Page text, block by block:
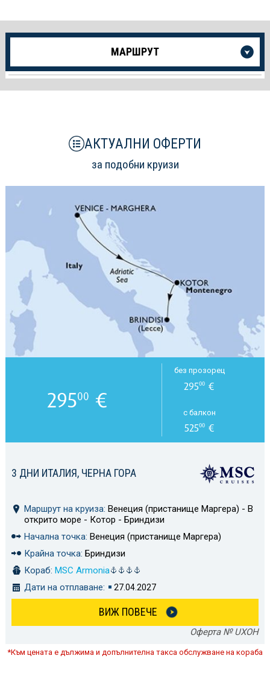
Още
за
Круиза
МАРШРУТ
АКТУАЛНИ ОФЕРТИ
за подобни круизи
3 ДНИ ИТАЛИЯ, ЧЕРНА ГОРА
Маршрут на круиза: Венеция (пристанище Маргера) - В
открито море - Котор - Бриндизи
Начална точка: Венеция (пристанище Маргера)
Крайна точка: Бриндизи
Кораб: MSC Armonia
Дати на отплаване:
27.04.2027
ВИЖ ПОВЕЧЕ
Оферта № UXOH
29500 €
без прозорец
29500 €
с балкон
52500€
*Към цената е дължима и допълнителна такса обслужване на кораба